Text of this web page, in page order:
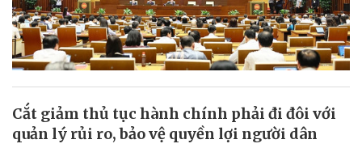
Cắt giảm thủ tục hành chính phải đi đôi với
quản lý rủi ro, bảo vệ quyền lợi người dân